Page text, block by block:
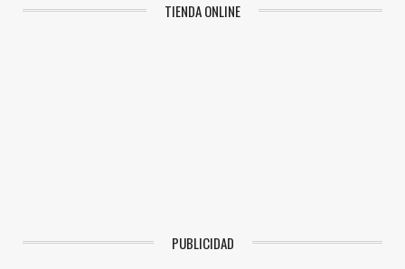
TIENDA ONLINE
PUBLICIDAD